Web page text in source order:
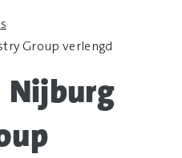
Group verlengd
Nijburg